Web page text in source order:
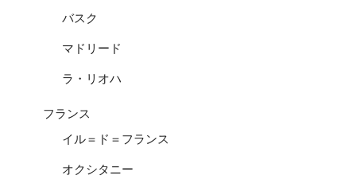
バスク
マドリード
ラ・リオハ
フランス
イル＝ド＝フランス
オクシタニー